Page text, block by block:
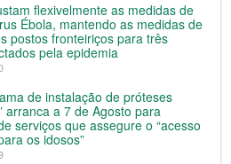
flexivelmente as medidas de
Ébola, mantendo as medidas de
postos fronteiriços para três
pela epidemia
de instalação de próteses
arranca a 7 de Agosto para
serviços que assegure o “acesso
os idosos”